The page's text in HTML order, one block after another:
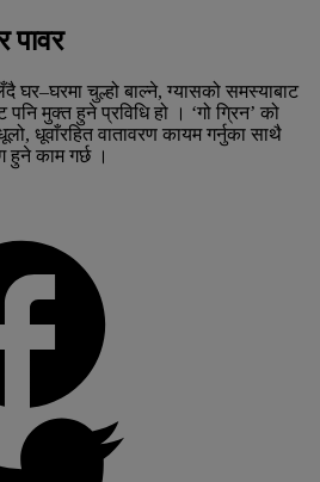
पावर
घर–घरमा चुल्हो बाल्ने, ग्यासको समस्याबाट
मुक्त हुने प्रविधि हो । ‘गो ग्रिन’ को
धूवाँरहित वातावरण कायम गर्नुका साथै
हुने काम गर्छ ।